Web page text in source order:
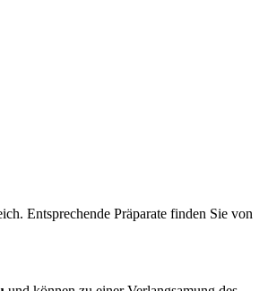
Entsprechende Präparate finden Sie von